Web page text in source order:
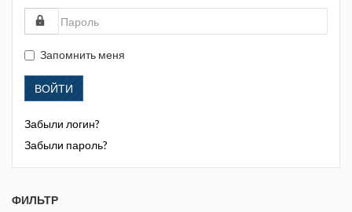
Запомнить меня
ВОЙТИ
Забыли логин?
Забыли пароль?
ФИЛЬТР